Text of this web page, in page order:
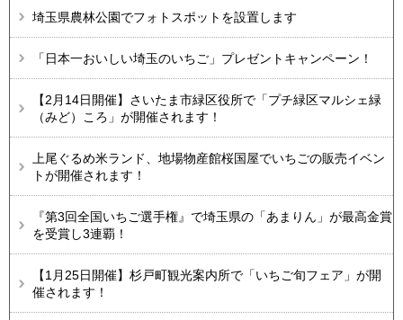
埼玉県農林公園でフォトスポットを設置します
「日本一おいしい埼玉のいちご」プレゼントキャンペーン！
【2月14日開催】さいたま市緑区役所で「プチ緑区マルシェ緑
（みど）ころ」が開催されます！
上尾ぐるめ米ランド、地場物産館桜国屋でいちごの販売イベン
トが開催されます！
『第3回全国いちご選手権』で埼玉県の「あまりん」が最高金賞
を受賞し3連覇！
【1月25日開催】杉戸町観光案内所で「いちご旬フェア」が開
催されます！